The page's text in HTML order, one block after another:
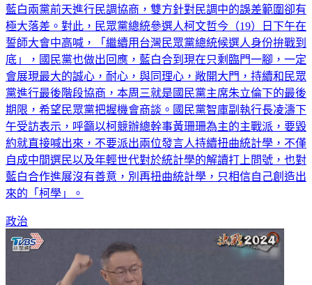
藍白兩黨前天進行民調協商，雙方針對民調中的誤差範圍卻有
極大落差。對此，民眾黨總統參選人柯文哲今（19）日下午在
誓師大會中高喊，「繼續用台灣民眾黨總統候選人身份拚戰到
底」，國民黨也做出回應，藍白合到現在只剩臨門一腳，一定
會展現最大的誠心，耐心，與同理心，敞開大門，持續和民眾
黨進行最後階段協商，本周三就是國民黨主席朱立倫下的最後
期限，希望民眾黨把握機會商談。國民黨智庫副執行長凌濤下
午受訪表示，呼籲以柯競辦總幹事黃珊珊為主的主戰派，要毀
約就直接喊出來，不要派出兩位發言人持續扭曲統計學，不僅
自成中間選民以及年輕世代對於統計學的解讀打上問號，也對
藍白合作進展沒有善意，別再扭曲統計學，只相信自己創造出
來的「柯學」。
政治